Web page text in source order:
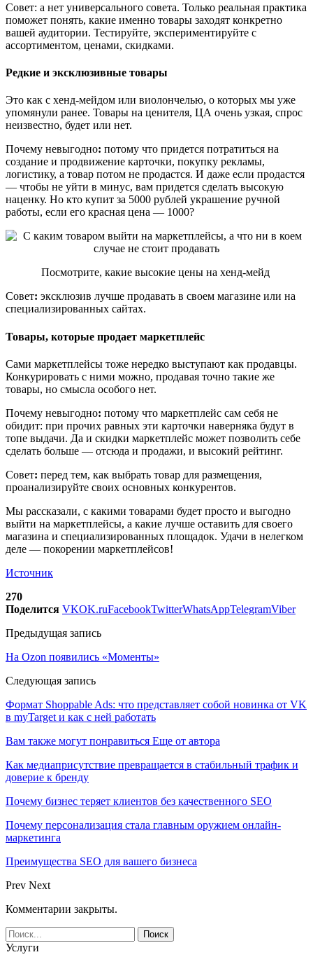
Совет: а нет универсального совета. Только реальная практика
поможет понять, какие именно товары заходят конкретно
вашей аудитории. Тестируйте, экспериментируйте с
ассортиментом, ценами, скидками.
Редкие и эксклюзивные товары
Это как с хенд-мейдом или виолончелью, о которых мы уже
упомянули ранее. Товары на ценителя, ЦА очень узкая, спрос
неизвестно, будет или нет.
Почему невыгодно: потому что придется потратиться на
создание и продвижение карточки, покупку рекламы,
логистику, а товар потом не продастся. И даже если продастся
— чтобы не уйти в минус, вам придется сделать высокую
наценку. Но кто купит за 5000 рублей украшение ручной
работы, если его красная цена — 1000?
Посмотрите, какие высокие цены на хенд-мейд
Совет: эксклюзив лучше продавать в своем магазине или на
специализированных сайтах.
Товары, которые продает маркетплейс
Сами маркетплейсы тоже нередко выступают как продавцы.
Конкурировать с ними можно, продавая точно такие же
товары, но смысла особого нет.
Почему невыгодно: потому что маркетплейс сам себя не
обидит: при прочих равных эти карточки наверняка будут в
топе выдачи. Да и скидки маркетплейс может позволить себе
сделать больше — отсюда и продажи, и высокий рейтинг.
Совет: перед тем, как выбрать товар для размещения,
проанализируйте своих основных конкурентов.
Мы рассказали, с какими товарами будет просто и выгодно
выйти на маркетплейсы, а какие лучше оставить для своего
магазина и специализированных площадок. Удачи в нелегком
деле — покорении маркетплейсов!
Источник
270
Поделится VKOK.ruFacebookTwitterWhatsAppTelegramViber
Предыдущая запись
На Ozon появились «Моменты»
Следующая запись
Формат Shoppable Ads: что представляет собой новинка от VK
в myTarget и как с ней работать
Вам также могут понравиться Еще от автора
Как медиаприсутствие превращается в стабильный трафик и
доверие к бренду
Почему бизнес теряет клиентов без качественного SEO
Почему персонализация стала главным оружием онлайн-
маркетинга
Преимущества SEO для вашего бизнеса
Prev Next
Комментарии закрыты.
Услуги